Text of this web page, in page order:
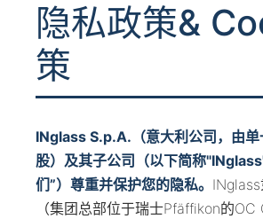
隐私政策&
策
INglass S.p.A.（意大利公司，由
股）及其子公司（以下简称
们”）尊重并保护您的隐私。
（集团总部位于瑞士Pfäffikon的